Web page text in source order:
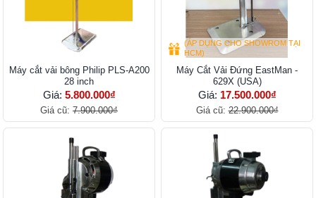
Máy cắt vải bông Philip PLS-A200
28 inch
Giá: 5.800.000₫
Giá cũ: 7.900.000₫
(ÁP DỤNG CHO SHOWROM TẠI
HCM)
Máy Cắt Vải Đứng EastMan -
629X (USA)
Giá: 17.500.000₫
Giá cũ:22.900.000₫